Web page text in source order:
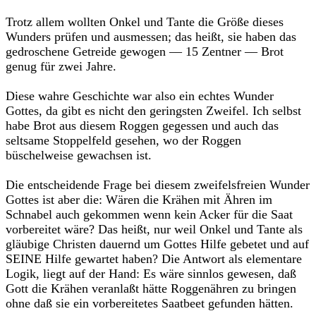
Trotz allem wollten Onkel und Tante die Größe dieses
Wunders prüfen und ausmessen; das heißt, sie haben das
gedroschene Getreide gewogen –– 15 Zentner –– Brot
genug für zwei Jahre.
Diese wahre Geschichte war also ein echtes Wunder
Gottes, da gibt es nicht den geringsten Zweifel. Ich selbst
habe Brot aus diesem Roggen gegessen und auch das
seltsame Stoppelfeld gesehen, wo der Roggen
büschelweise gewachsen ist.
Die entscheidende Frage bei diesem zweifelsfreien Wunder
Gottes ist aber die: Wären die Krähen mit Ähren im
Schnabel auch gekommen wenn kein Acker für die Saat
vorbereitet wäre? Das heißt, nur weil Onkel und Tante als
gläubige Christen dauernd um Gottes Hilfe gebetet und auf
SEINE Hilfe gewartet haben? Die Antwort als elementare
Logik, liegt auf der Hand: Es wäre sinnlos gewesen, daß
Gott die Krähen veranlaßt hätte Roggenähren zu bringen
ohne daß sie ein vorbereitetes Saatbeet gefunden hätten.